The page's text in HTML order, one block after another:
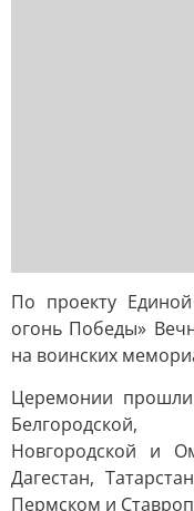
По проекту
огонь Победы»
на воинских
Церемонии
Белгородской,
Новгородской и
Дагестан,
Пермском и